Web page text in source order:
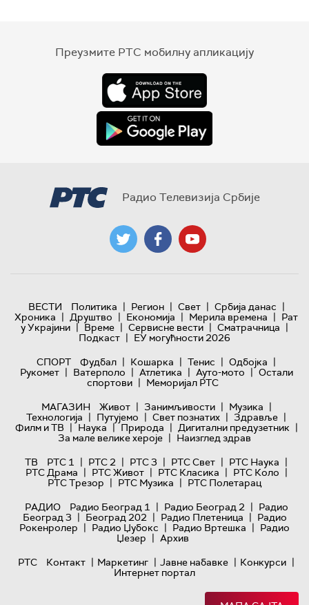
Преузмите РТС мобилну апликацију
Радио Телевизија Србије
ВЕСТИ Политика | Регион | Свет | Србија данас |
Хроника | Друштво | Економија | Мерила времена | Рат
у Украјини | Време | Сервисне вести | Сматрачница |
Подкаст | ЕУ могућности 2026
СПОРТ
Фудбал | Кошарка | Тенис | Одбојка |
Рукомет | Ватерполо | Атлетика | Ауто-мото | Остали
спортови | Меморијал РТС
МАГАЗИН
Живот | Занимљивости | Музика |
Технологијa | Путујемо | Свет познатих | Здравље |
Филм и ТВ | Наука | Природа | Дигитални предузетник |
За мале велике хероје | Наизглед здрав
ТВ
РТС 1 | РТС 2 | РТС 3 | РТС Свет | РТС Наука |
РТС Драма | РТС Живот | РТС Класика | РТС Коло |
РТС Трезор | РТС Музика | РТС Полетарац
РАДИО
Радио Београд 1 | Радио Београд 2 | Радио
Београд 3 | Београд 202 | Радио Плетеница | Радио
Рокенролер | Радио Џубокс | Радио Вртешка | Радио
Џезер | Архив
РТС
Контакт | Маркетинг | Јавне набавке | Конкурси |
Интернет портал